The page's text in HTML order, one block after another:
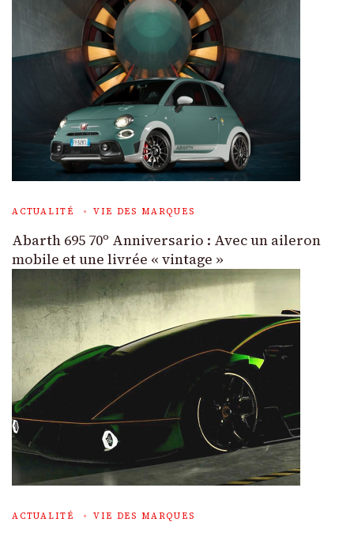
ACTUALITÉ VIE DES MARQUES
Abarth 695 70º Anniversario : Avec un aileron
mobile et une livrée « vintage »
ACTUALITÉ VIE DES MARQUES